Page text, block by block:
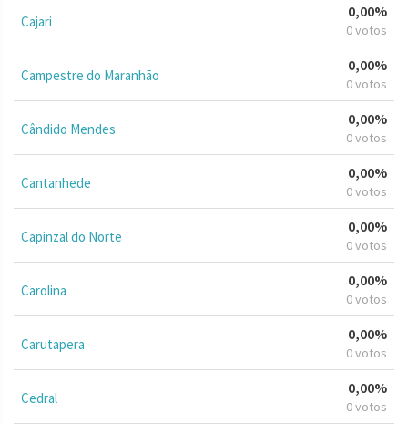
Cajari
0,00%
0 votos
Campestre do Maranhão
0,00%
0 votos
Cândido Mendes
0,00%
0 votos
Cantanhede
0,00%
0 votos
Capinzal do Norte
0,00%
0 votos
Carolina
0,00%
0 votos
Carutapera
0,00%
0 votos
Cedral
0,00%
0 votos